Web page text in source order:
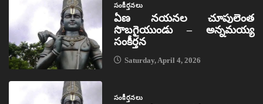
సంకీర్తనలు
ఏణ నయనల చూపులెంత
సొబగైయుండు – అన్నమయ్య
సంకీర్తన
Saturday, April 4, 2026
సంకీర్తనలు